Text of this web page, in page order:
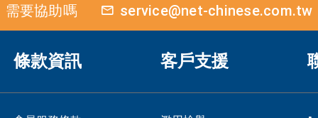
需要協助嗎 service@net-chinese.com.tw
條款資訊 客戶支援